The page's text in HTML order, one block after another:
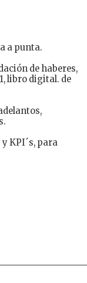
a punta.
de haberes,
libro digital. de
KPI´s, para